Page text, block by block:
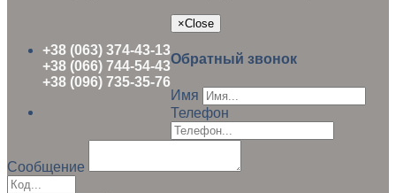
+38 (063) 374-43-13
+38 (066) 744-54-43
+38 (096) 735-35-76
×Close
Обратный звонок
Имя
Телефон
Сообщение